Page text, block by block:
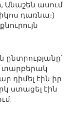
Անաշեն ասում
դառնա։)
տարբերակ
դիմել էին իր
ստացել էին